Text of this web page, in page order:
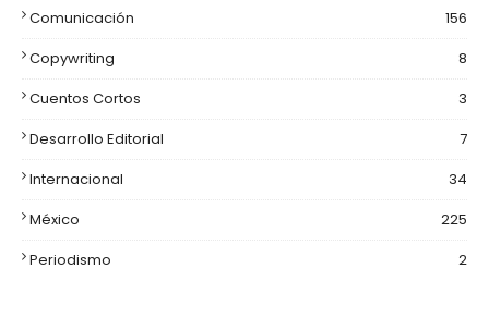
Comunicación
156
Copywriting
8
Cuentos Cortos
3
Desarrollo Editorial
7
Internacional
34
México
225
Periodismo
2